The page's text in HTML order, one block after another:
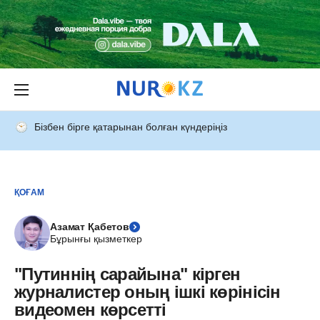
Бізбен бірге қатарынан болған күндеріңіз
ҚОҒАМ
Азамат Қабетов
Бұрынғы қызметкер
"Путиннің сарайына" кірген
журналистер оның ішкі көрінісін
видеомен көрсетті